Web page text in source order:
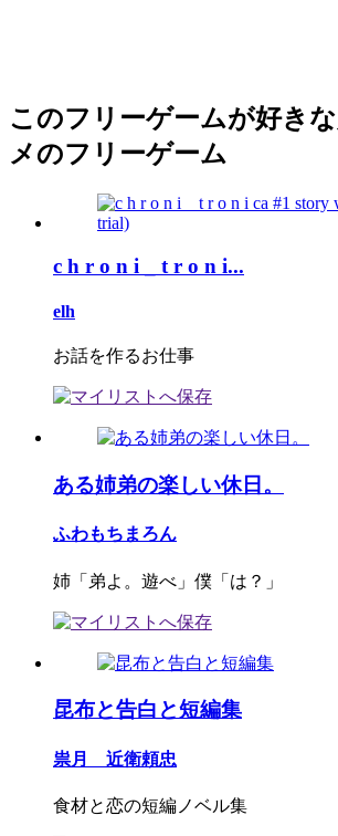
このフリーゲームが好き
メのフリーゲーム
c h r o n i _ t r o n i...
elh
お話を作るお仕事
ある姉弟の楽しい休日。
ふわもちまろん
姉「弟よ。遊べ」僕「は？」
昆布と告白と短編集
祟月 近衛頼忠
食材と恋の短編ノベル集